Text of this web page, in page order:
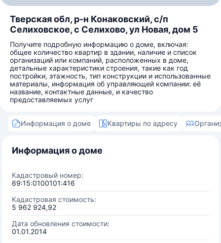
Тверская обл, р-н Конаковский, с/п
Селиховское, с Селихово, ул Новая, дом 5
Получите подробную информацию о доме, включая:
общее количество квартир в здании, наличие и список
организаций или компаний, расположенных в доме,
детальные характеристики строения, такие как год
постройки, этажность, тип конструкции и использованные
материалы, информация об управляющей компании: её
название, контактные данные, и качество
предоставляемых услуг
Информация о доме Квартиры по адресу
Информация о доме
Кадастровый номер:
69:15:0100101:416
Кадастровая стоимость:
5 962 924,92
Дата обновления стоимости:
01.01.2014